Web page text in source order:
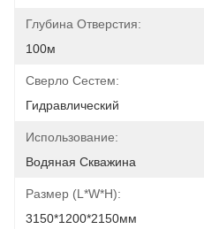
Глубина Отверстия:
100м
Сверло Сестем:
Гидравлический
Использование:
Водяная Скважина
Размер (L*W*H):
3150*1200*2150мм